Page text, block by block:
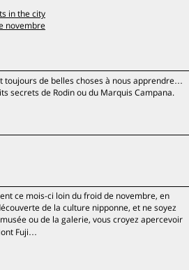
in the city
novembre
toujours de belles choses à nous apprendre…
secrets de Rodin ou du Marquis Campana.
ce mois-ci loin du froid de novembre, en
de la culture nipponne, et ne soyez
ou de la galerie, vous croyez apercevoir
Fuji…